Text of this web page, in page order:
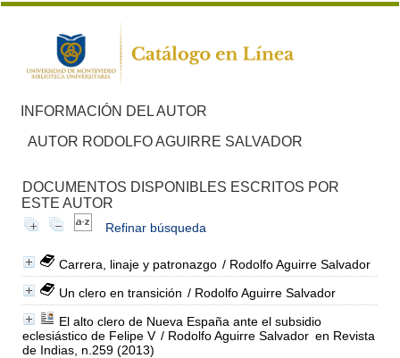
INFORMACIÓN DEL AUTOR
AUTOR RODOLFO AGUIRRE SALVADOR
DOCUMENTOS DISPONIBLES ESCRITOS POR
ESTE AUTOR
Refinar búsqueda
Carrera, linaje y patronazgo / Rodolfo Aguirre Salvador
Un clero en transición / Rodolfo Aguirre Salvador
El alto clero de Nueva España ante el subsidio
eclesiástico de Felipe V / Rodolfo Aguirre Salvador en Revista
de Indias, n.259 (2013)